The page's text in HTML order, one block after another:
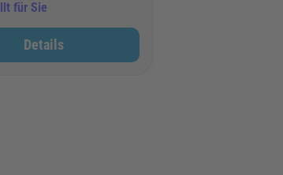
für Sie
Details